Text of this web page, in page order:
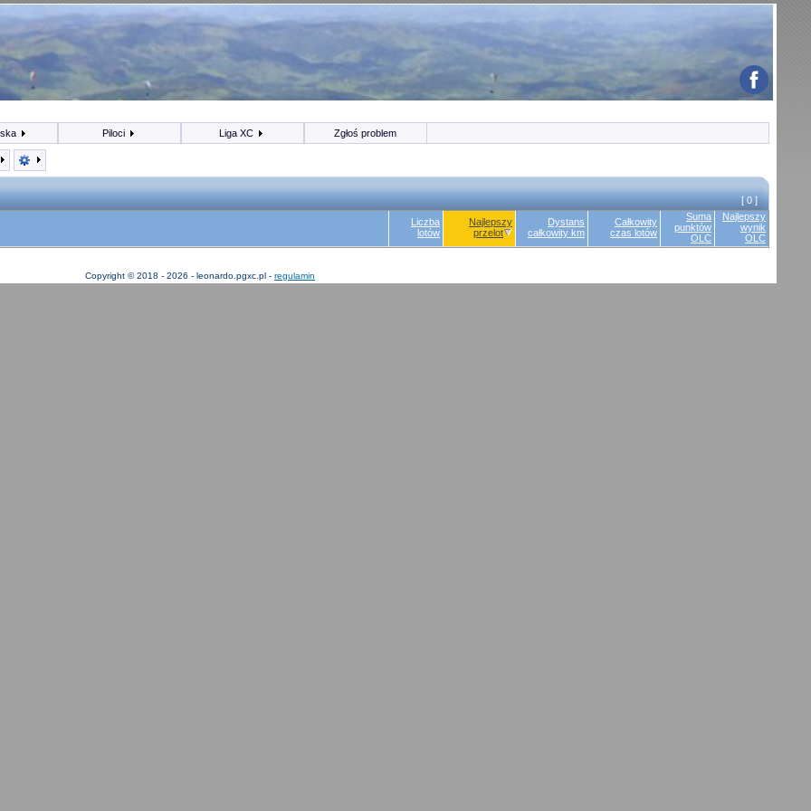
Piloci Liga XC Zgłoś problem
[ 0 ]
Liczba
lotów
Najlepszy
przelot
Dystans
całkowity km
Całkowity
czas lotów
Suma
punktów
OLC
Najlepszy
wynik
OLC
Copyright © 2018 - 2026 - leonardo.pgxc.pl - regulamin